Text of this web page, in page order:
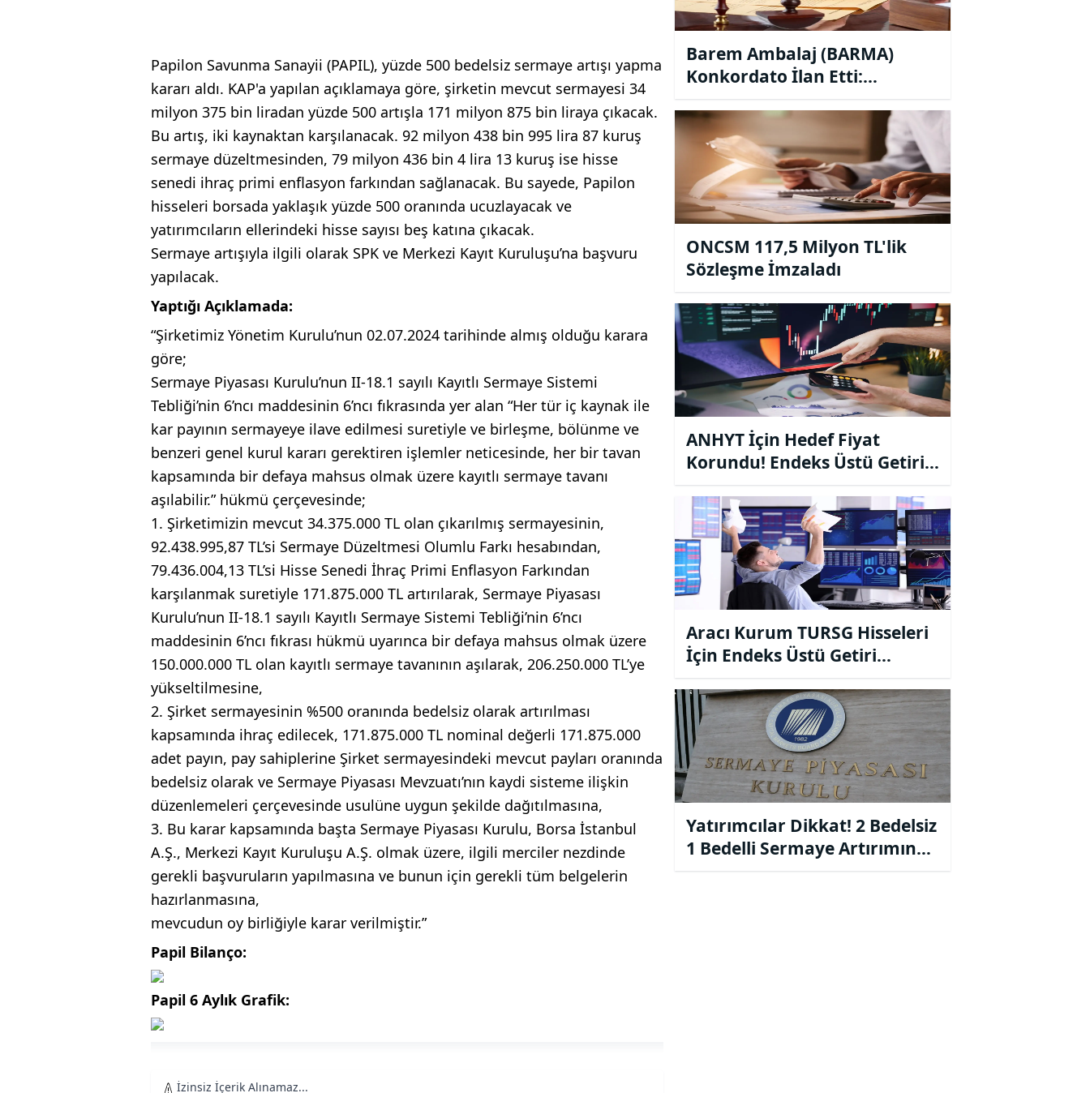
Papilon Savunma Sanayii (PAPIL), yüzde 500 bedelsiz sermaye artışı yapma
kararı aldı. KAP'a yapılan açıklamaya göre, şirketin mevcut sermayesi 34
milyon 375 bin liradan yüzde 500 artışla 171 milyon 875 bin liraya çıkacak.
Bu artış, iki kaynaktan karşılanacak. 92 milyon 438 bin 995 lira 87 kuruş
sermaye düzeltmesinden, 79 milyon 436 bin 4 lira 13 kuruş ise hisse
senedi ihraç primi enflasyon farkından sağlanacak. Bu sayede, Papilon
hisseleri borsada yaklaşık yüzde 500 oranında ucuzlayacak ve
yatırımcıların ellerindeki hisse sayısı beş katına çıkacak.
Sermaye artışıyla ilgili olarak SPK ve Merkezi Kayıt Kuruluşu’na başvuru
yapılacak.
Yaptığı Açıklamada:
“Şirketimiz Yönetim Kurulu’nun 02.07.2024 tarihinde almış olduğu karara
göre;
Sermaye Piyasası Kurulu’nun II-18.1 sayılı Kayıtlı Sermaye Sistemi
Tebliği’nin 6’ncı maddesinin 6’ncı fıkrasında yer alan “Her tür iç kaynak ile
kar payının sermayeye ilave edilmesi suretiyle ve birleşme, bölünme ve
benzeri genel kurul kararı gerektiren işlemler neticesinde, her bir tavan
kapsamında bir defaya mahsus olmak üzere kayıtlı sermaye tavanı
aşılabilir.” hükmü çerçevesinde;
1. Şirketimizin mevcut 34.375.000 TL olan çıkarılmış sermayesinin,
92.438.995,87 TL’si Sermaye Düzeltmesi Olumlu Farkı hesabından,
79.436.004,13 TL’si Hisse Senedi İhraç Primi Enflasyon Farkından
karşılanmak suretiyle 171.875.000 TL artırılarak, Sermaye Piyasası
Kurulu’nun II-18.1 sayılı Kayıtlı Sermaye Sistemi Tebliği’nin 6’ncı
maddesinin 6’ncı fıkrası hükmü uyarınca bir defaya mahsus olmak üzere
150.000.000 TL olan kayıtlı sermaye tavanının aşılarak, 206.250.000 TL’ye
yükseltilmesine,
2. Şirket sermayesinin %500 oranında bedelsiz olarak artırılması
kapsamında ihraç edilecek, 171.875.000 TL nominal değerli 171.875.000
adet payın, pay sahiplerine Şirket sermayesindeki mevcut payları oranında
bedelsiz olarak ve Sermaye Piyasası Mevzuatı’nın kaydi sisteme ilişkin
düzenlemeleri çerçevesinde usulüne uygun şekilde dağıtılmasına,
3. Bu karar kapsamında başta Sermaye Piyasası Kurulu, Borsa İstanbul
A.Ş., Merkezi Kayıt Kuruluşu A.Ş. olmak üzere, ilgili merciler nezdinde
gerekli başvuruların yapılmasına ve bunun için gerekli tüm belgelerin
hazırlanmasına,
mevcudun oy birliğiyle karar verilmiştir.”
Papil Bilanço:
Papil 6 Aylık Grafik:
İzinsiz İçerik Alınamaz...
Barem Ambalaj (BARMA)
Konkordato İlan Etti:
Mahkemeden 3 Aylık Geçici
Mühlet Kararı
ONCSM 117,5 Milyon TL'lik
Sözleşme İmzaladı
ANHYT İçin Hedef Fiyat
Korundu! Endeks Üstü Getiri
Tavsiyesi
Aracı Kurum TURSG Hisseleri
İçin Endeks Üstü Getiri
Tavsiyesini Korudu
Yatırımcılar Dikkat! 2 Bedelsiz
1 Bedelli Sermaye Artırımına
Onay Geldi